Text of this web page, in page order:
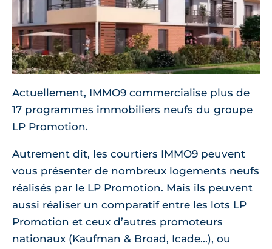
Actuellement, IMMO9 commercialise plus de
17 programmes immobiliers neufs du groupe
LP Promotion.
Autrement dit, les courtiers IMMO9 peuvent
vous présenter de nombreux logements neufs
réalisés par le LP Promotion. Mais ils peuvent
aussi réaliser un comparatif entre les lots LP
Promotion et ceux d’autres promoteurs
nationaux (Kaufman & Broad, Icade...), ou